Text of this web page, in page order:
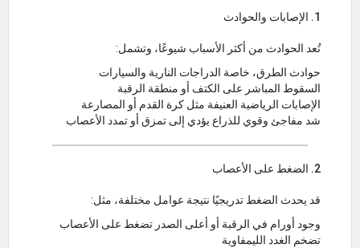
1. الإصابات والحوادث
تُعد الحوادث من أكثر الأسباب شيوعًا، وتشمل:
حوادث الطرق، خاصة الدراجات النارية والسيارات
السقوط المباشر على الكتف أو منطقة الرقبة
الإصابات الرياضية العنيفة مثل كرة القدم أو المصارعة
شد مفاجئ وقوي للذراع يؤدي إلى تمزق أو تمدد الأعصاب
2. الضغط على الأعصاب
قد يحدث الضغط تدريجيًا نتيجة عوامل مختلفة، مثل:
وجود أورام في الرقبة أو أعلى الصدر تضغط على الأعصاب
تضخم الغدد الليمفاوية